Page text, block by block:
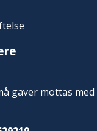
gaver mottas med